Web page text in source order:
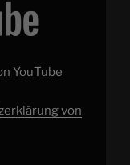
YouTube
von